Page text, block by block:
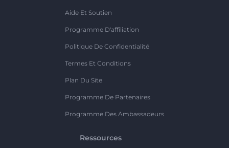
Aide Et Soutien
Programme D'affiliation
Politique De Confidentialité
Termes Et Conditions
Plan Du Site
Programme De Partenaires
Programme Des Ambassadeurs
Ressources